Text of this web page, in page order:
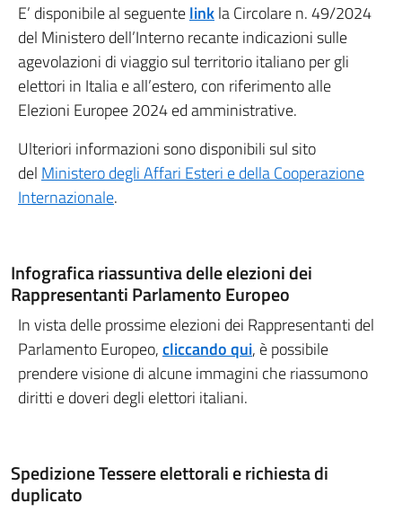
E’ disponibile al seguentelinkla Circolare n. 49/2024
del Ministero dell’Interno recante indicazioni sulle
agevolazioni di viaggio sul territorio italiano per gli
elettori in Italia e all’estero, con riferimento alle
Elezioni Europee 2024 ed amministrative.
Ulteriori informazioni sono disponibili sul sito
delMinistero degli Affari Esteri e della Cooperazione
Internazionale.
Infografica riassuntiva delle elezioni dei
Rappresentanti Parlamento Europeo
In vista delle prossime elezioni dei Rappresentanti del
Parlamento Europeo,cliccando qui, è possibile
prendere visione di alcune immagini che riassumono
diritti e doveri degli elettori italiani.
Spedizione Tessere elettorali e richiesta di
duplicato